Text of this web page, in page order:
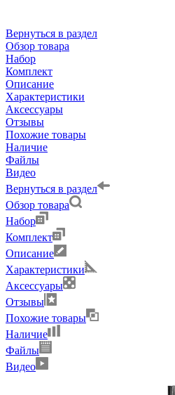
Вернуться в раздел
Обзор товара
Набор
Комплект
Описание
Характеристики
Аксессуары
Отзывы
Похожие товары
Наличие
Файлы
Видео
Вернуться в раздел
Обзор товара
Набор
Комплект
Описание
Характеристики
Аксессуары
Отзывы
Похожие товары
Наличие
Файлы
Видео